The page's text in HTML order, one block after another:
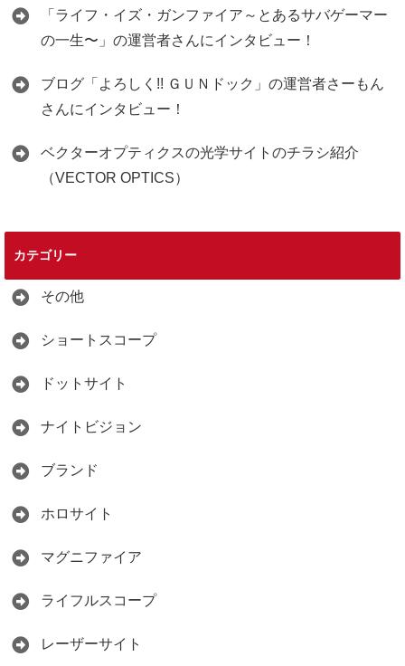
「ライフ・イズ・ガンファイア～とあるサバゲーマー
の一生〜」の運営者さんにインタビュー！
ブログ「よろしく!! ＧＵＮドック」の運営者さーもん
さんにインタビュー！
ベクターオプティクスの光学サイトのチラシ紹介
（VECTOR OPTICS）
カテゴリー
その他
ショートスコープ
ドットサイト
ナイトビジョン
ブランド
ホロサイト
マグニファイア
ライフルスコープ
レーザーサイト